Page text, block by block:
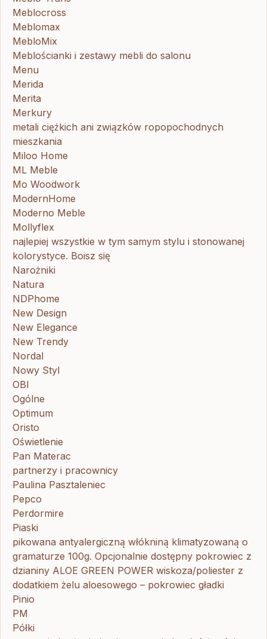
Meblocross
Meblomax
MebloMix
Meblościanki i zestawy mebli do salonu
Menu
Merida
Merita
Merkury
metali ciężkich ani związków ropopochodnych
mieszkania
Miloo Home
ML Meble
Mo Woodwork
ModernHome
Moderno Meble
Mollyflex
najlepiej wszystkie w tym samym stylu i stonowanej
kolorystyce. Boisz się
Narożniki
Natura
NDPhome
New Design
New Elegance
New Trendy
Nordal
Nowy Styl
OBI
Ogólne
Optimum
Oristo
Oświetlenie
Pan Materac
partnerzy i pracownicy
Paulina Pasztaleniec
Pepco
Perdormire
Piaski
pikowana antyalergiczną włókniną klimatyzowaną o
gramaturze 100g. Opcjonalnie dostępny pokrowiec z
dzianiny ALOE GREEN POWER wiskoza/poliester z
dodatkiem żelu aloesowego – pokrowiec gładki
Pinio
PM
Półki